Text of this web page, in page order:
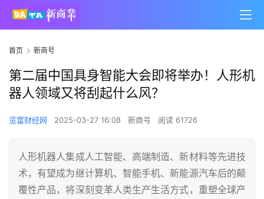
首页 新商号
第二届中国具身智能大会即将举办！人形机
器人领域又将刮起什么风？
览富财经网 2025-03-27 16:08 新商号 阅读 61726
人形机器人集成人工智能、高端制造、新材料等先进技
术，有望成为继计算机、智能手机、新能源汽车后的颠
覆性产品，将深刻变革人类生产生活方式，重塑全球产